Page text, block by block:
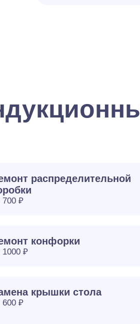
распределительной
700 ₽
конфорки
1000 ₽
крышки стола
600 ₽